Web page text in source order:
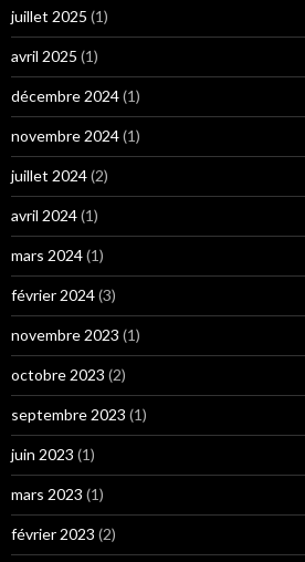
juillet 2025 (1)
avril 2025 (1)
décembre 2024(1)
novembre 2024(1)
juillet 2024(2)
avril 2024(1)
mars 2024(1)
février 2024(3)
novembre 2023 (1)
octobre 2023 (2)
septembre 2023 (1)
juin 2023 (1)
mars 2023 (1)
février 2023 (2)